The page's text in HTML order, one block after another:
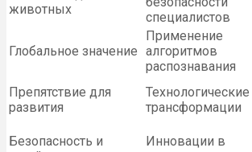
животных
специалистов
Глобальное значение
Применение
алгоритмов
распознавания
Препятствие для
развития
Технологические
трансформации
Безопасность и
Инновации в